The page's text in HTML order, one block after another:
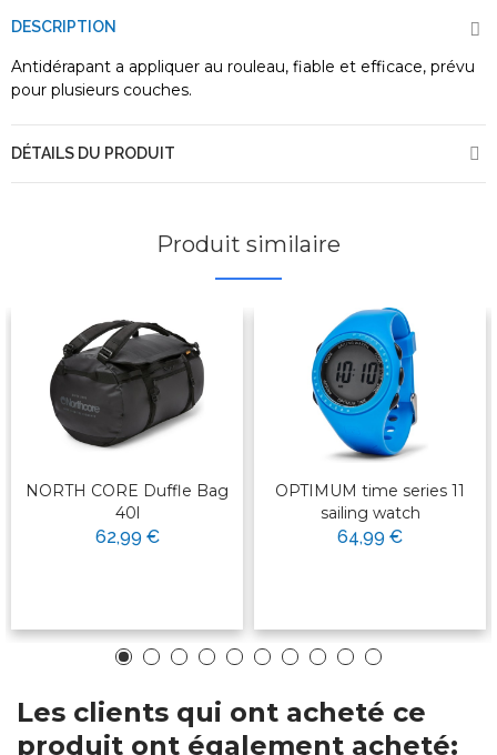
DESCRIPTION
Antidérapant a appliquer au rouleau, fiable et efficace, prévu
pour plusieurs couches.
DÉTAILS DU PRODUIT
Produit similaire
NORTH CORE Duffle Bag
40l
62,99 €
OPTIMUM time series 11
sailing watch
64,99 €
Les clients qui ont acheté ce
produit ont également acheté: